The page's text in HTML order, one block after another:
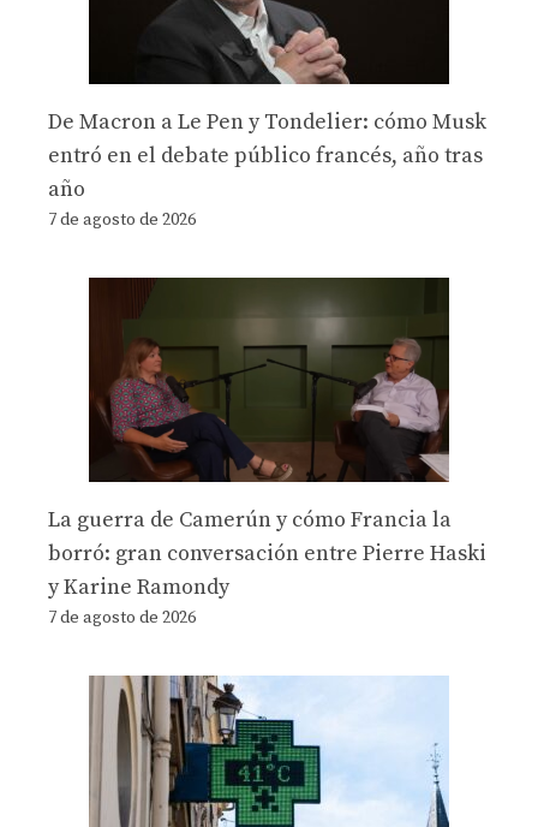
De Macron a Le Pen y Tondelier: cómo Musk
entró en el debate público francés, año tras
año
7 de agosto de 2026
La guerra de Camerún y cómo Francia la
borró: gran conversación entre Pierre Haski
y Karine Ramondy
7 de agosto de 2026